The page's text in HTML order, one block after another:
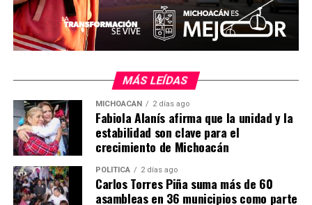
Comparte con:
Me gusta esto:
MÁS LEÍDAS
MICHOACÁN 2 días ago
Fabiola Alanís afirma que la unidad y la
estabilidad son clave para el
crecimiento de Michoacán
POLÍTICA 2 días ago
Carlos Torres Piña suma más de 60
asambleas en 36 municipios como parte